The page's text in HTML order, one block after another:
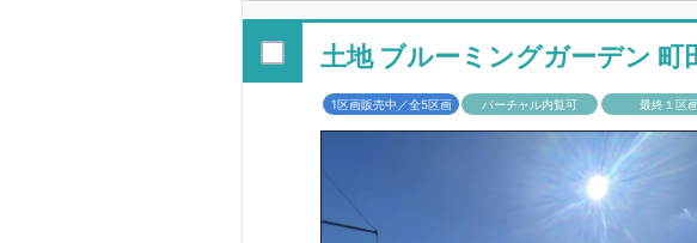
■１階廻りの構造材は防腐・防蟻性を確保
す！
■長期優良住宅もっと詳しく 「いい家
という考え方の下、 国が定めた7つの厳
長期優良住宅として認定を受けるために
があります。東栄住宅は全棟でクリア
ルギー性⑥居住環境⑦維持保全管理
そのほかの魅力として、住宅ローン金利
土地 ブルーミングガーデン 町
1区画販売中／全5区画 バーチャル内覧可 最終１区